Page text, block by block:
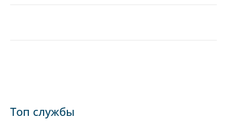
Топ службы